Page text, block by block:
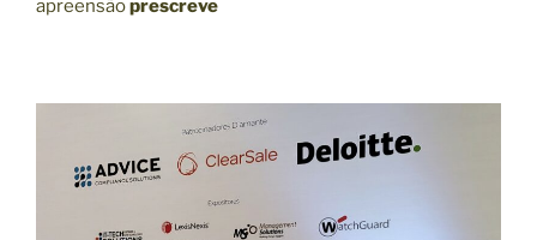
apreensãoprescreve